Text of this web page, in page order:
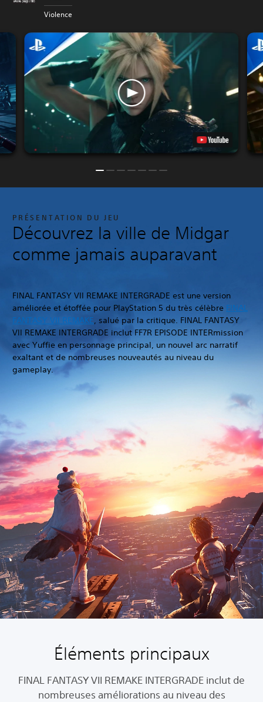
Violence
PRÉSENTATION DU JEU
Découvrez la ville de Midgar
comme jamais auparavant
FINAL FANTASY VII REMAKE INTERGRADE est une version
améliorée et étoffée pour PlayStation 5 du très célèbre FINAL
FANTASY VII REMAKE, salué par la critique. FINAL FANTASY
VII REMAKE INTERGRADE inclut FF7R EPISODE INTERmission
avec Yuffie en personnage principal, un nouvel arc narratif
exaltant et de nombreuses nouveautés au niveau du
gameplay.
Éléments principaux
FINAL FANTASY VII REMAKE INTERGRADE inclut de
nombreuses améliorations au niveau des